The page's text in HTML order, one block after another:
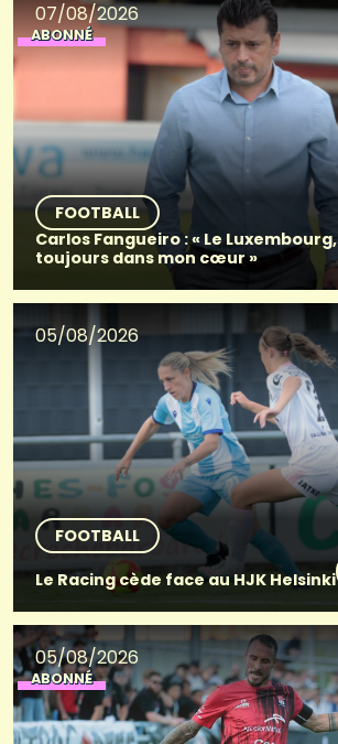
07/08/2026
ABONNÉ
FOOTBALL
Carlos Fangueiro : « Le Luxembourg,
toujours dans mon cœur »
05/08/2026
FOOTBALL
Le Racing cède face au HJK Helsinki
05/08/2026
ABONNÉ